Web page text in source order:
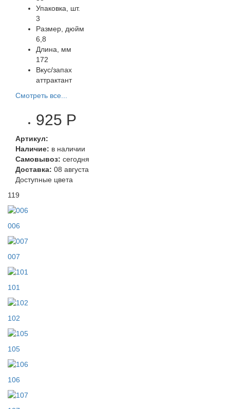
Упаковка, шт.
3
Размер, дюйм
6,8
Длина, мм
172
Вкус/запах
аттрактант
Смотреть все...
925 Р
Артикул:
Наличие: в наличии
Самовывоз: сегодня
Доставка: 08 августа
Доступные цвета
119
006
007
101
102
105
106